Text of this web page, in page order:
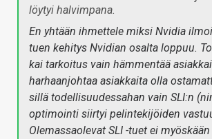
löytyi halvimpana.
En yhtään ihmettele miksi Nvidia
tuen kehitys Nvidian osalta loppuu.
kai tarkoitus vain hämmentää
harhaanjohtaa asiakkaita olla
sillä todellisuudessahan vain SLI:n
optimointi siirtyi pelintekijöiden
Olemassaolevat SLI -tuet ei